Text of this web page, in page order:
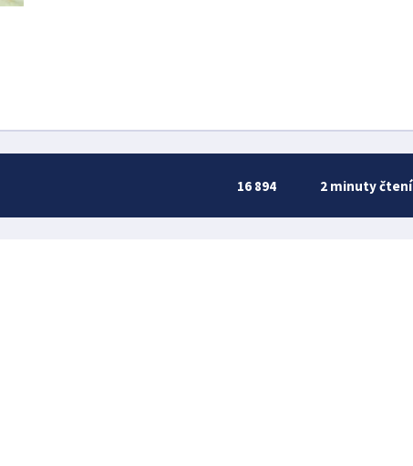
16 894 2 minuty čtení